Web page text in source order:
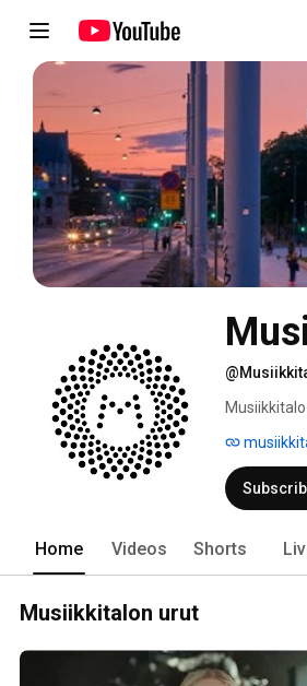
Home Videos Shorts
Musiikkitalon urut